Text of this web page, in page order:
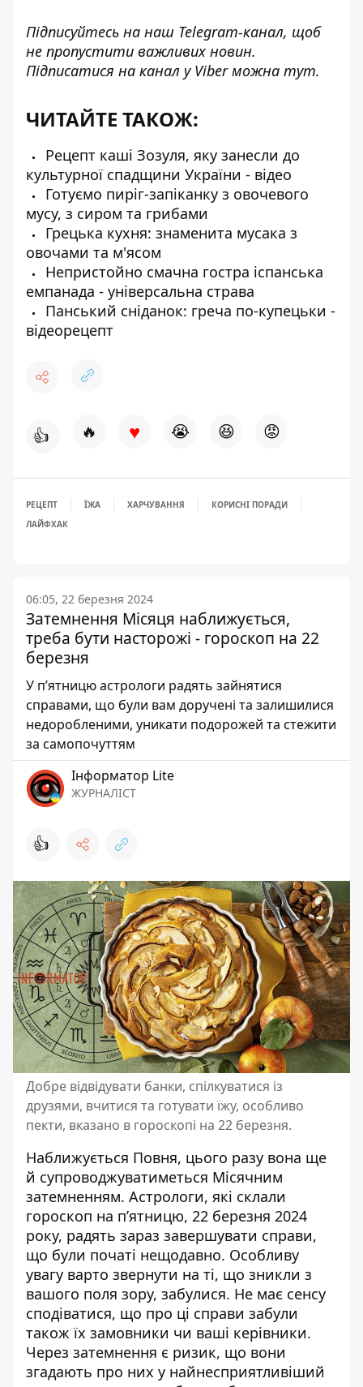
Підписуйтесь на наш Telegram-канал, щоб
не пропустити важливих новин.
Підписатися на канал у Viber можна тут.
ЧИТАЙТЕ ТАКОЖ:
Рецепт каші Зозуля, яку занесли до
культурної спадщини України - відео
Готуємо пиріг-запіканку з овочевого
мусу, з сиром та грибами
Грецька кухня: знаменита мусака з
овочами та м'ясом
Непристойно смачна гостра іспанська
емпанада - універсальна страва
Панський сніданок: греча по-купецьки -
відеорецепт
👍 🔥 ♥ 😭 😆 😡
РЕЦЕПТ ЇЖА ХАРЧУВАННЯ
КОРИСНІ ПОРАДИ
ЛАЙФХАК
06:05, 22 березня 2024
Затемнення Місяця наближується,
треба бути насторожі - гороскоп на 22
березня
У п’ятницю астрологи радять зайнятися
справами, що були вам доручені та залишилися
недоробленими, уникати подорожей та стежити
за самопочуттям
Інформатор Lite
ЖУРНАЛІСТ
👍
Добре відвідувати банки, спілкуватися із
друзями, вчитися та готувати їжу, особливо
пекти, вказано в гороскопі на 22 березня.
Наближується Повня, цього разу вона ще
й супроводжуватиметься Місячним
затемненням. Астрологи, які склали
гороскоп на п’ятницю, 22 березня 2024
року, радять зараз завершувати справи,
що були початі нещодавно. Особливу
увагу варто звернути на ті, що зникли з
вашого поля зору, забулися. Не має сенсу
сподіватися, що про ці справи забули
також їх замовники чи ваші керівники.
Через затемнення є ризик, що вони
згадають про них у найнесприятливіший